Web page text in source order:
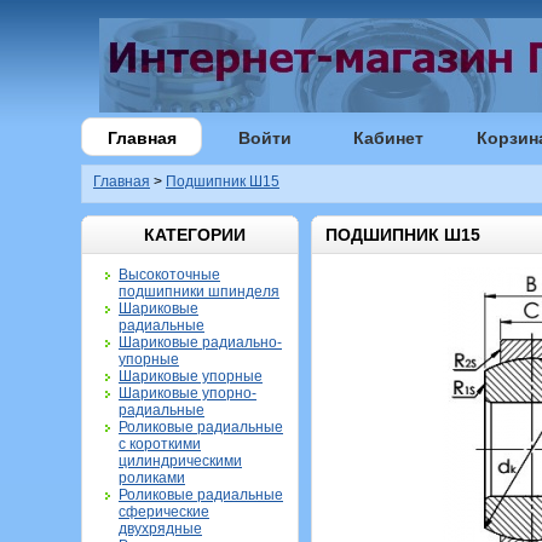
Главная Войти Кабинет
Главная > Подшипник Ш15
КАТЕГОРИИ
Высокоточные
подшипники шпинделя
Шариковые
радиальные
Шариковые радиально-
упорные
Шариковые упорные
Шариковые упорно-
радиальные
Роликовые радиальные
с короткими
цилиндрическими
роликами
Роликовые радиальные
сферические
двухрядные
ПОДШИПНИК Ш15